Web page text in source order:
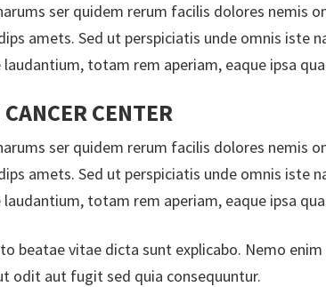
ser quidem rerum facilis dolores nemis
amets. Sed ut perspiciatis unde omnis iste
totam rem aperiam, eaque ipsa
CENTER
ser quidem rerum facilis dolores nemis
amets. Sed ut perspiciatis unde omnis iste
totam rem aperiam, eaque ipsa
beatae vitae dicta sunt explicabo. Nemo
odit aut fugit sed quia consequuntur.